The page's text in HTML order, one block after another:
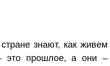
знают, как живем
это прошлое, а они –